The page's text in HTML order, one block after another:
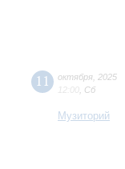
11 октября 2025
12:00 Сб
Музиторий